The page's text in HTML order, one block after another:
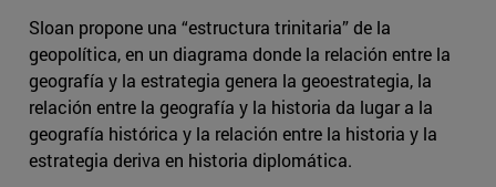
Sloan propone una “estructura trinitaria” de la
geopolítica, en un diagrama donde la relación entre la
geografía y la estrategia genera la geoestrategia, la
relación entre la geografía y la historia da lugar a la
geografía histórica y la relación entre la historia y la
estrategia deriva en historia diplomática.